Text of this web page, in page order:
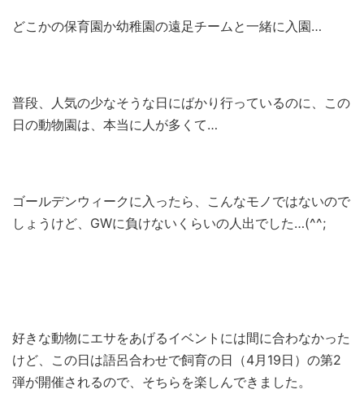
どこかの保育園か幼稚園の遠足チームと一緒に入園…
普段、人気の少なそうな日にばかり行っているのに、この
日の動物園は、本当に人が多くて…
ゴールデンウィークに入ったら、こんなモノではないので
しょうけど、GWに負けないくらいの人出でした…(^^;
好きな動物にエサをあげるイベントには間に合わなかった
けど、この日は語呂合わせで飼育の日（4月19日）の第2
弾が開催されるので、そちらを楽しんできました。